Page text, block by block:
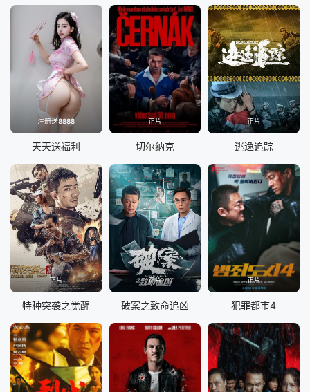
注册送8888
天天送福利
正片
切尔纳克
正片
逃逸追踪
正片
特种突袭之觉醒
正片
破案之致命追凶
正片
犯罪都市4